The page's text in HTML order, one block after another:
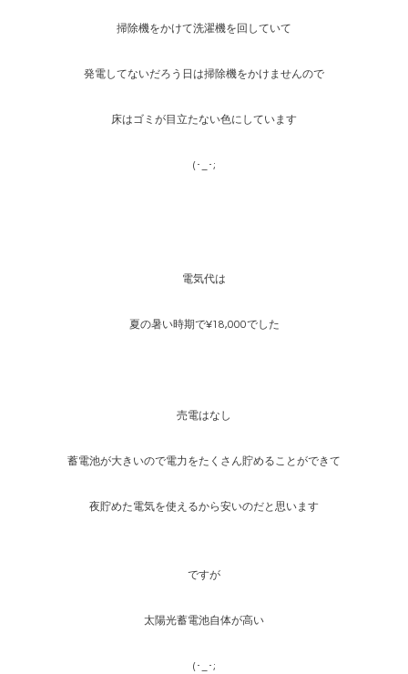
掃除機をかけて洗濯機を回していて
発電してないだろう日は掃除機をかけませんので
床はゴミが目立たない色にしています
(･_･;
電気代は
夏の暑い時期で¥18,000でした
売電はなし
蓄電池が大きいので電力をたくさん貯めることができて
夜貯めた電気を使えるから安いのだと思います
ですが
太陽光蓄電池自体が高い
(･_･;